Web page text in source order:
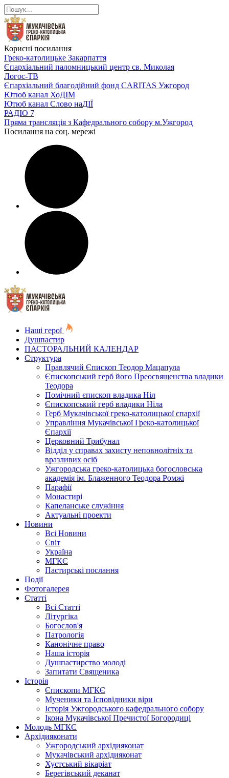
Корисні посилання
Греко-католицьке Закарпаття
Єпархіальний паломницький центр св. Миколая
Логос-ТВ
Єпархіальний благодійний фонд CARITAS Ужгород
Ютюб канал ХоДІМ
Ютюб канал Слово наДІЇ
РАДІО 7
Пряма трансляція з Кафедрального собору м.Ужгород
Посилання на соц. мережі
Наші герої
Душпастир
ПАСТОРАЛЬНИЙ КАЛЕНДАР
Структура
Правлячий Єпископ Теодор Мацапула
Єпископський герб його Преосвященства владики
Теодора
Помічний єпископ владика Ніл
Єпископський герб владики Ніла
Герб Мукачівської греко-католицької єпархії
Управління Мукачівської Греко-католицької
Єпархії
Церковний Трибунал
Відділ у справах захисту неповнолітніх та
вразливих осіб
Ужгородська греко-католицька богословська
академія ім. Блаженного Теодора Ромжі
Парафії
Монастирі
Капеланське служіння
Актуальні проекти
Новини
Всі Новини
Світ
Україна
МГКЄ
Пастирські послання
Події
Фотогалерея
Статті
Всі Статті
Літургіка
Богослов'я
Патрологія
Канонічне право
Наша історія
Душпастирство молоді
Запитати Священика
Історія
Єпископи МГКЄ
Мученики та Ісповідники віри
Історія Ужгородського кафедрального собору
Ікона Мукачівської Пречистої Богородиці
Молодь МГКЄ
Архідияконати
Ужгородський архідияконат
Мукачівський архідияконат
Хустський вікаріат
Берегівський деканат